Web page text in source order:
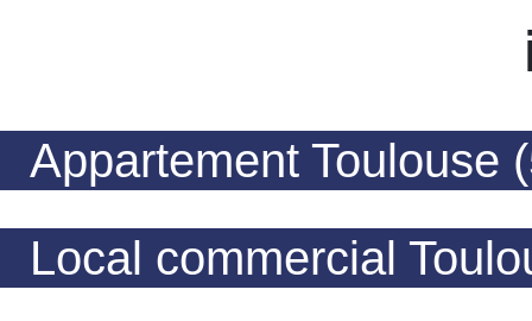
Appartement Toulouse
Local commercial